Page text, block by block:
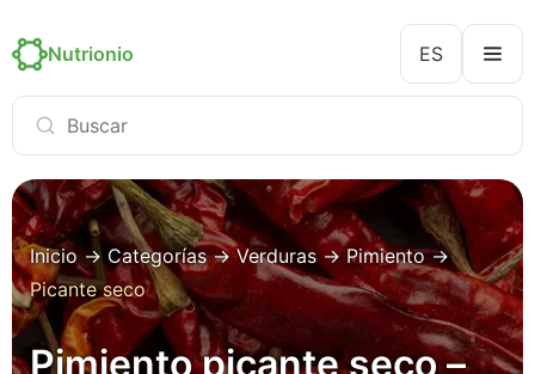
Nutrionio ES
Inicio → Categorías→Verduras→Pimiento→
Picante seco
Pimiento picante seco –